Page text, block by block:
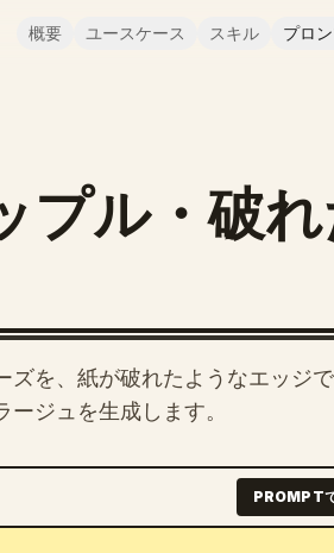
概要 ユースケース スキル プロ
プル・破
ズを、紙が破れたようなエッジ
ジュを生成します。
PROMPT